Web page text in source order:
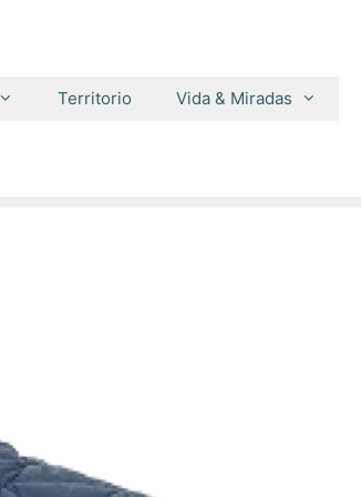
Territorio Vida & Miradas